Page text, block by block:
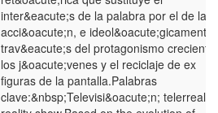
inter&eacute;s de la palabra por el de la
acci&oacute;n, e ideol&oacute;gicamente
trav&eacute;s del protagonismo creciente
los j&oacute;venes y el reciclaje de ex
figuras de la pantalla.Palabras
clave:&nbsp;Televisi&oacute;n;